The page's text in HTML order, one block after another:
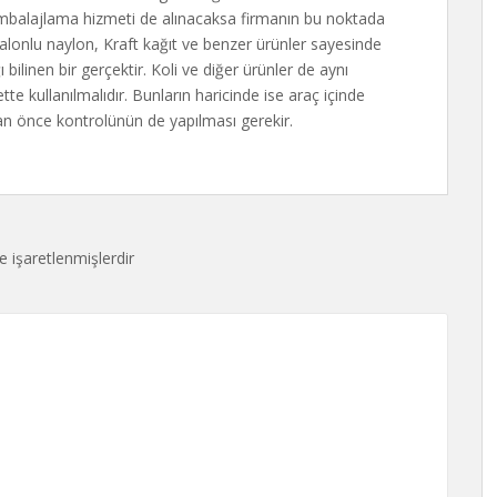
hizmeti de alınacaksa firmanın bu noktada
naylon, Kraft kağıt ve benzer ürünler sayesinde
bilinen bir gerçektir. Koli ve diğer ürünler de aynı
kullanılmalıdır. Bunların haricinde ise araç içinde
önce kontrolünün de yapılması gerekir.
işaretlenmişlerdir